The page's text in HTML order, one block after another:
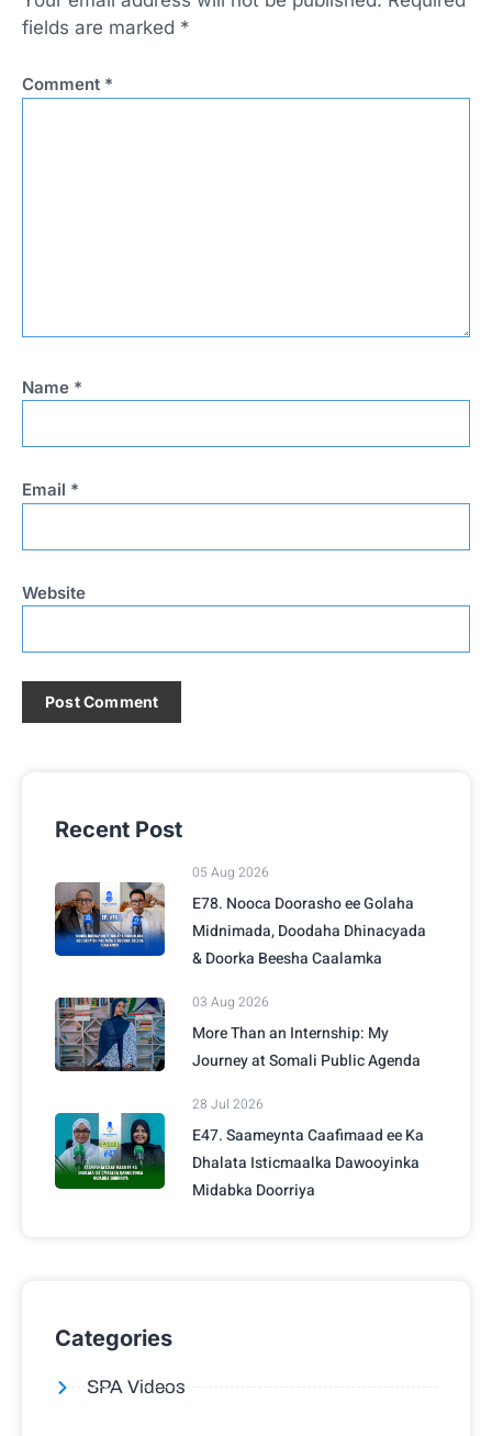
fields are marked *
Comment *
Name *
Email *
Website
Recent Post
05 Aug 2026
E78. Nooca Doorasho ee Golaha
Midnimada, Doodaha Dhinacyada
& Doorka Beesha Caalamka
03 Aug 2026
More Than an Internship: My
Journey at Somali Public Agenda
28 Jul 2026
E47. Saameynta Caafimaad ee Ka
Dhalata Isticmaalka Dawooyinka
Midabka Doorriya
Categories
SPA Videos